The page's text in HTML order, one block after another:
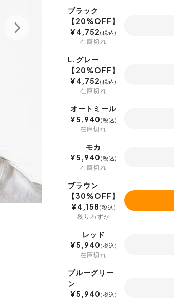
ブラック
【20%OFF】
¥4,752 税込
在庫切れ
L.グレー
【20%OFF】
¥4,752 税込
在庫切れ
オートミール
¥5,940 税込
在庫切れ
モカ
¥5,940 税込
在庫切れ
ブラウン
【30%OFF】
¥4,158 税込
残りわずか
レッド
¥5,940 税込
在庫切れ
ブルーグリー
ン
¥5,940 税込